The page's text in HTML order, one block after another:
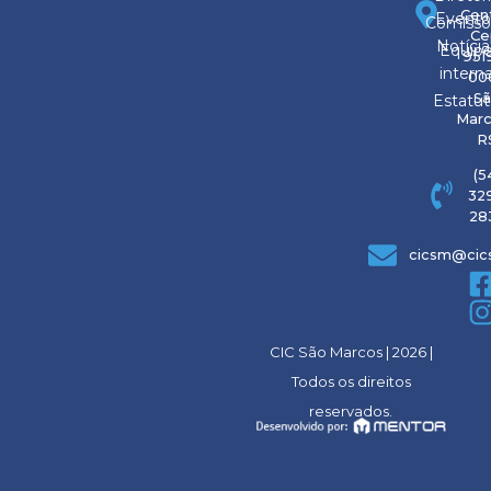
CIC São Marcos | 2026 |
Todos os direitos
reservados.